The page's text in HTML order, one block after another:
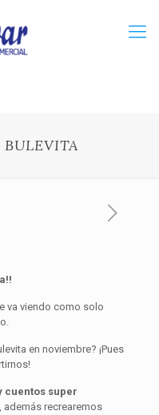
va viendo como solo
en noviembre? ¡Pues
cuentos super
además recrearemos